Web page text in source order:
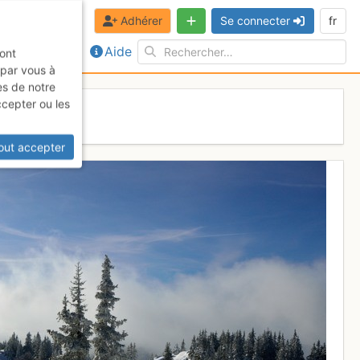
Aide
Adhérer Se connecter fr
vous à
de notre
ou les
accepter